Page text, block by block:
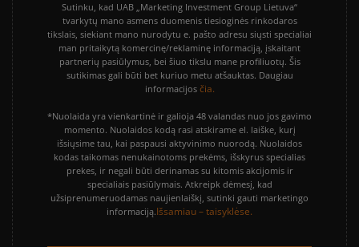
Sutinku, kad UAB „Marketing Investment Group Lietuva“
tvarkytų mano asmens duomenis tiesioginės rinkodaros
tikslais, siekiant mano nurodytu e. pašto adresu siųsti specialiai
man pritaikytą komercinę/reklaminę informaciją, įskaitant
partnerių pasiūlymus, bei šiuo tikslu mane profiliuotų. Šis
sutikimas gali būti bet kuriuo metu atšauktas. Daugiau
informacijos čia.
*Nuolaida yra vienkartinė ir galioja 48 valandas nuo jos gavimo
momento. Nuolaidos kodą rasi atskirame el. laiške, kurį
išsiųsime tau, kai paspausi aktyvinimo nuorodą. Nuolaidos
kodas taikomas nenukainotoms prekėms, išskyrus specialias
prekes, ir negali būti derinamas su kitomis akcijomis ir
specialiais pasiūlymais. Atkreipk dėmesį, kad
užsiprenumeruodamas naujienlaiškį, sutinki gauti marketingo
informaciją.Išsamiau – taisyklėse.